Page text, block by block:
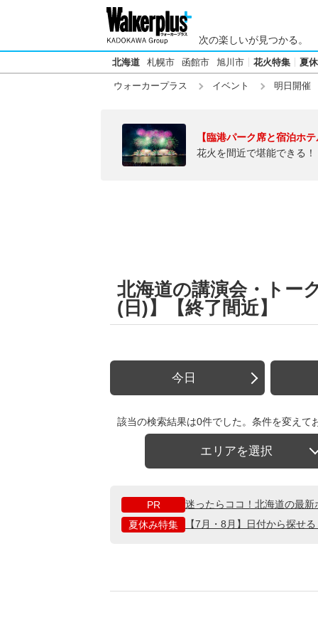
次の楽しいが見つかる。
北海道 札幌市 函館市 旭川市 花火特集 夏
ウォーカープラス イベント 明日開催
【臨港パーク席と宿泊ホ
花火を間近で堪能できる
北海道の講演会・トー
(日)】【終了間近】
今日
該当の検索結果は0件でした。条件を変えて
エリアを選択
PR
迷ったらココ！北海道の最
夏休み特集
【7月・8月】日付から探せ